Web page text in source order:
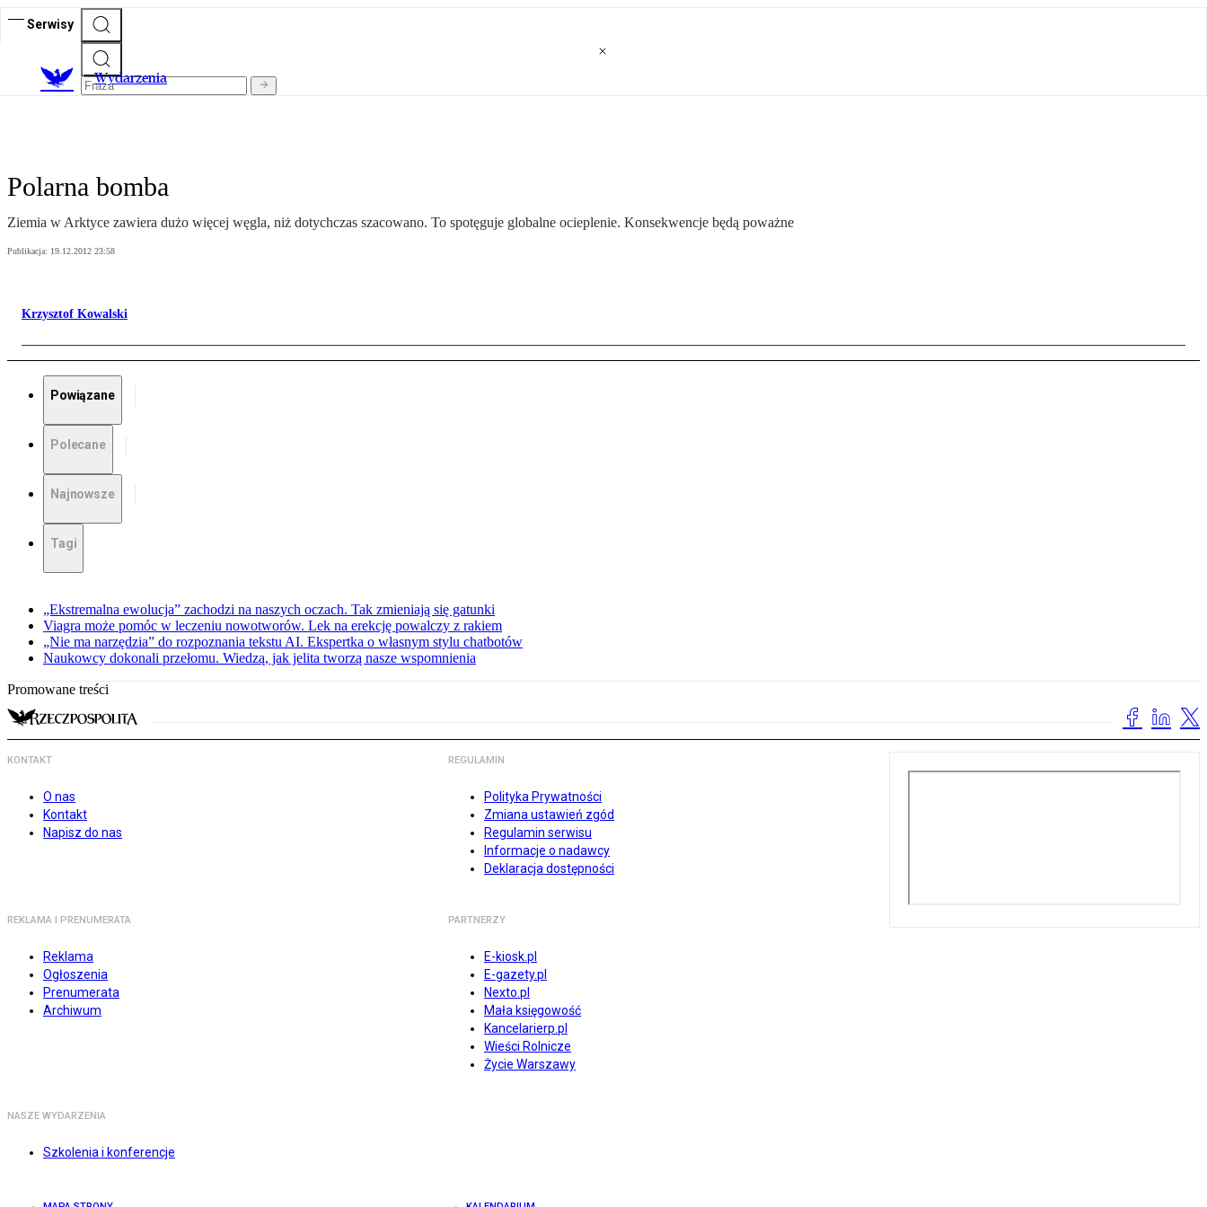
Serwisy
Wydarzenia
Polarna bomba
Ziemia w Arktyce zawiera dużo więcej węgla, niż dotychczas szacowano. To spotęguje globalne ocieplenie. Konsekwencje będą poważne
Publikacja: 19.12.2012 23:58
Krzysztof Kowalski
Powiązane
Polecane
Najnowsze
Tagi
„Ekstremalna ewolucja” zachodzi na naszych oczach. Tak zmieniają się gatunki
Viagra może pomóc w leczeniu nowotworów. Lek na erekcję powalczy z rakiem
„Nie ma narzędzia” do rozpoznania tekstu AI. Ekspertka o własnym stylu chatbotów
Naukowcy dokonali przełomu. Wiedzą, jak jelita tworzą nasze wspomnienia
Promowane treści
KONTAKT
O nas
Kontakt
Napisz do nas
REGULAMIN
Polityka Prywatności
Zmiana ustawień zgód
Regulamin serwisu
Informacje o nadawcy
Deklaracja dostępności
REKLAMA I PRENUMERATA
Reklama
Ogłoszenia
Prenumerata
Archiwum
PARTNERZY
E-kiosk.pl
E-gazety.pl
Nexto.pl
Mała księgowość
Kancelarierp.pl
Wieści Rolnicze
Życie Warszawy
NASZE WYDARZENIA
Szkolenia i konferencje